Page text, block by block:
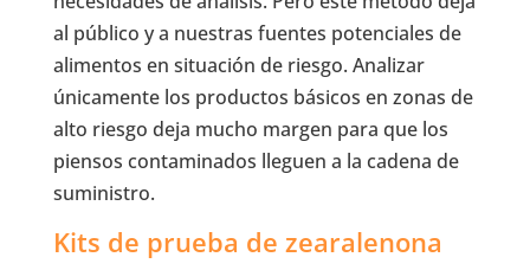
al público y a nuestras fuentes potenciales de
alimentos en situación de riesgo. Analizar
únicamente los productos básicos en zonas de
alto riesgo deja mucho margen para que los
piensos contaminados lleguen a la cadena de
suministro.
Kits de prueba de zearalenona